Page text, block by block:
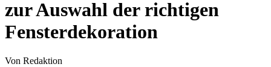
zur Auswahl der richtigen
Fensterdekoration
Von Redaktion